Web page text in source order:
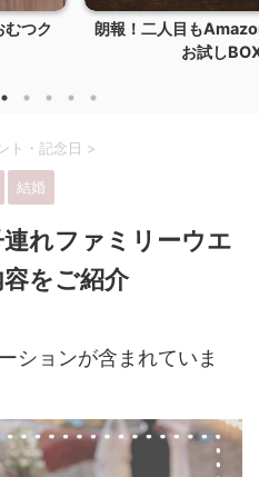
らくらくベビー
を...
【体験談
ト・記念日 >
結婚
れファミリーウエ
をご紹介
ションが含まれていま